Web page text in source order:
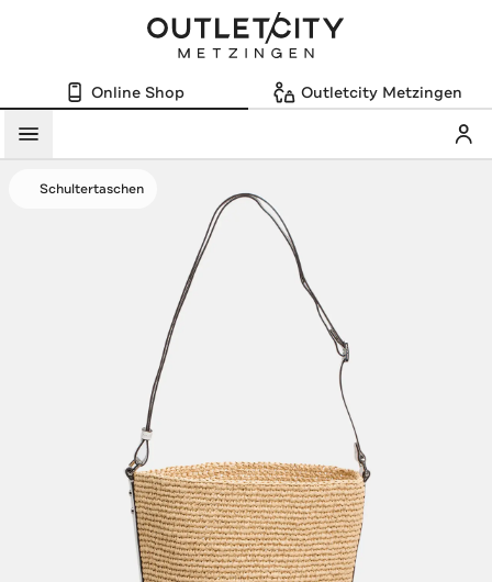
Online Shop Outletcity Metzingen
Menü
Schultertaschen